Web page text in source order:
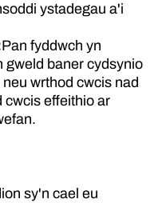
ystadegau a'i
Pan fyddwch yn
gweld baner cydsynio
wrthod cwcis nad
cwcis effeithio ar
sy'n cael eu